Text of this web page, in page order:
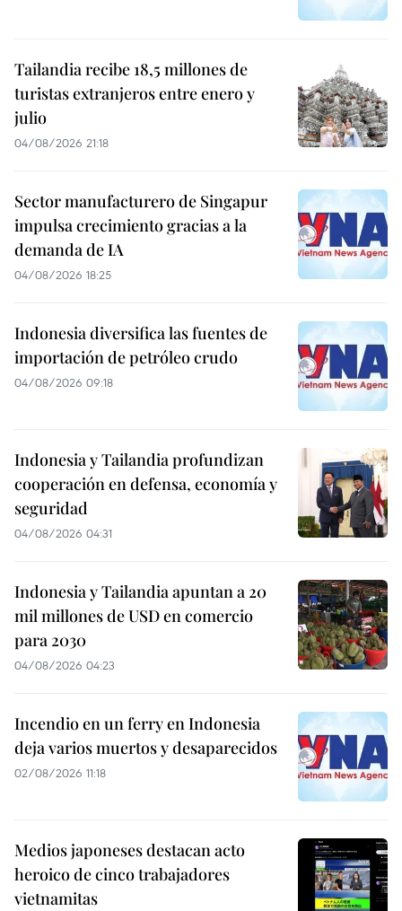
Tailandia recibe 18,5 millones de
turistas extranjeros entre enero y
julio
04/08/2026 21:18
Sector manufacturero de Singapur
impulsa crecimiento gracias a la
demanda de IA
04/08/2026 18:25
Indonesia diversifica las fuentes de
importación de petróleo crudo
04/08/2026 09:18
Indonesia y Tailandia profundizan
cooperación en defensa, economía y
seguridad
04/08/2026 04:31
Indonesia y Tailandia apuntan a 20
mil millones de USD en comercio
para 2030
04/08/2026 04:23
Incendio en un ferry en Indonesia
deja varios muertos y desaparecidos
02/08/2026 11:18
Medios japoneses destacan acto
heroico de cinco trabajadores
vietnamitas